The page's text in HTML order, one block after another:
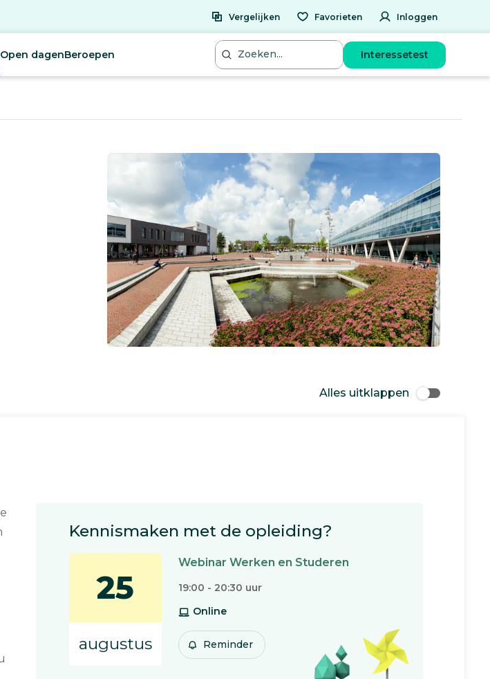
Vergelijken Favorieten Inloggen
Open dagenBeroepen Interessetest
Alles uitklappen
Kennismaken met de opleiding?
25
augustus
Webinar Werken en Studeren
19:00 - 20:30 uur
Online
Reminder